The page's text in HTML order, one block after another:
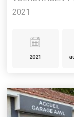
2021
2021